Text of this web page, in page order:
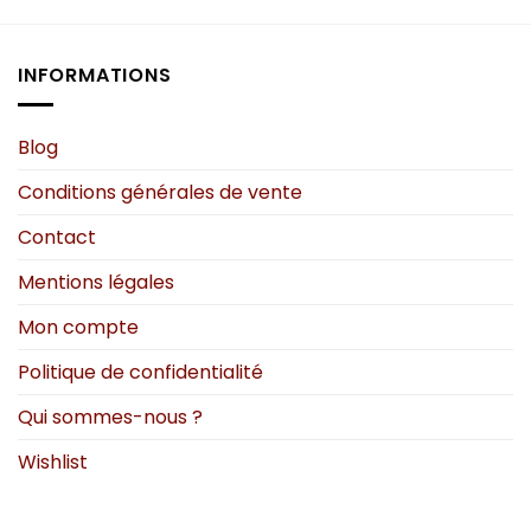
INFORMATIONS
Blog
Conditions générales de vente
Contact
Mentions légales
Mon compte
Politique de confidentialité
Qui sommes-nous ?
Wishlist